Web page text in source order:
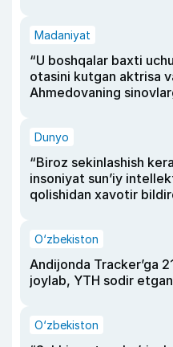
Madaniyat
“U boshqalar baxti
otasini kutgan aktrisa
Ahmedovaning
Dunyo
“Biroz sekinlashish
insoniyat sun’iy
qolishidan xavotir
O‘zbekiston
Andijonda Tracker’ga
joylab, YTH sodir
O‘zbekiston